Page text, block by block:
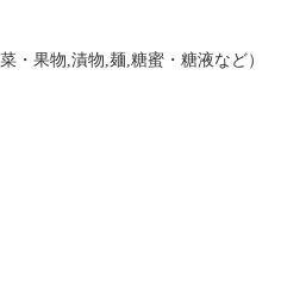
・果物,漬物,麺,糖蜜・糖液など）